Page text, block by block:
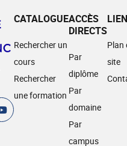
CATALOGUE
Rechercher un
cours
Rechercher
une formation
ACCÈS
DIRECTS
Par
diplôme
Par
domaine
Par
campus
Plan
site